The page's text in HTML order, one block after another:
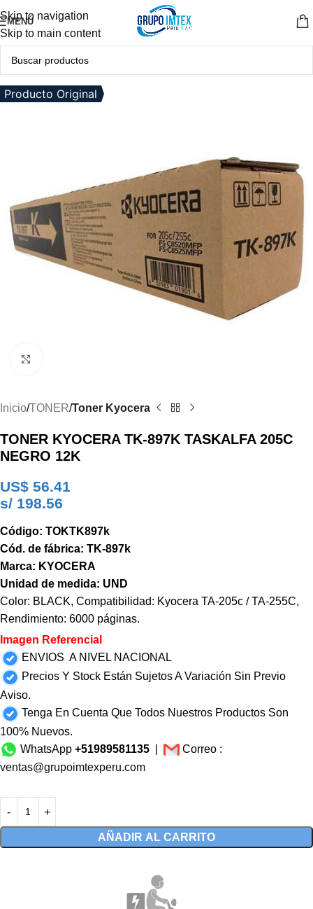
Skip to navigation
Skip to main content
MENÚ
Producto Original
Inicio TONER Toner Kyocera
TONER KYOCERA TK-897K TASKALFA 205C
NEGRO 12K
US$ 56.41
s/ 198.56
Código: TOKTK897k
Cód. de fábrica: TK-897k
Marca: KYOCERA
Unidad de medida: UND
Color: BLACK, Compatibilidad: Kyocera TA-205c / TA-255C,
Rendimiento: 6000 páginas.
Imagen Referencial
ENVIOS A NIVEL NACIONAL
Precios Y Stock Están Sujetos A Variación Sin Previo
Aviso.
Tenga En Cuenta Que Todos Nuestros Productos Son
100% Nuevos.
WhatsApp +51989581135
Correo :
ventas@grupoimtexperu.com
AÑADIR AL CARRITO